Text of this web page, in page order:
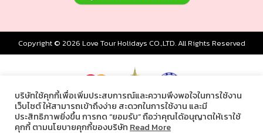
Copyright © 2026 Love Tour Holidays CO.,LTD. All Rights Reserved
powered by
บริษัทใช้คุกกี้เพื่อเพิ่มประสบการณ์และความพึงพอใจในการใช้งาน
เว็บไซต์ ให้สามารถเข้าถึงง่าย สะดวกในการใช้งาน และมี
ประสิทธิภาพยิ่งขึ้น การกด “ยอมรับ” ถือว่าคุณได้อนุญาตให้เราใช้
คุกกี้ ตามนโยบายคุกกี้ของบริษัท Read More